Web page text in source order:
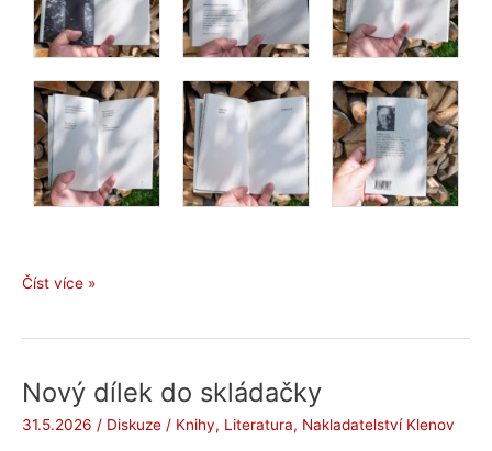
Jiří
déšť
(2026)
Číst více »
Nový dílek do skládačky
31.5.2026 / Diskuze / Knihy, Literatura, Nakladatelství Klenov